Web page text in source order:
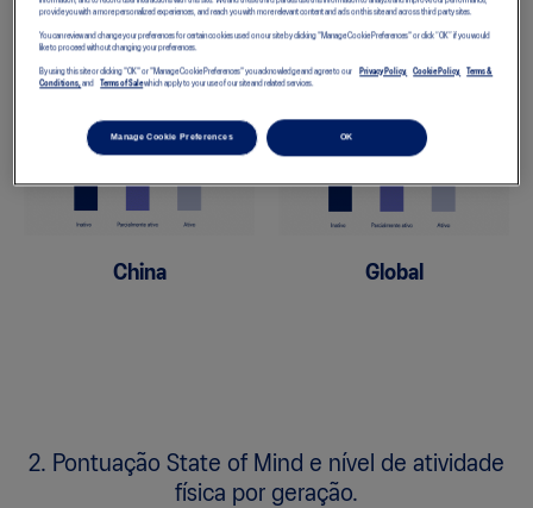
1. Pontuação State of Mind por nível de
atividade física.
China Global
2. Pontuação State of Mind e nível de atividade
física por geração.
provide you with a more personalized experiences, and reach you with more relevant content and ads on this site and across third party sites.
You can review and change your preferences for certain cookies used on our site by clicking "Manage Cookie Preferences" or click “OK” if you would
like to proceed without changing your preferences.
By using this site or clicking "OK" or "Manage Cookie Preferences" you acknowledge and agree to our Privacy Policy, Cookie Policy,
Terms &
Conditions,and Terms of Salewhich apply to your use of our site and related services.
Manage Cookie Preferences OK